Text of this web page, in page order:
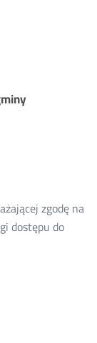
zgodę na
dostępu do